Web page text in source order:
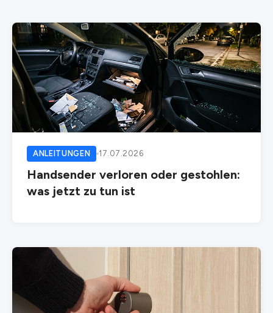
ANLEITUNGEN 17.07.2026
Handsender verloren oder gestohlen:
was jetzt zu tun ist